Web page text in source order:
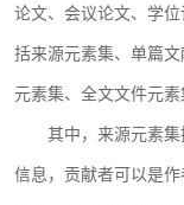
论文、会议论文、学
括来源元素集、单篇
元素集、全文文件元
其中，来源元素
信息，贡献者可以是